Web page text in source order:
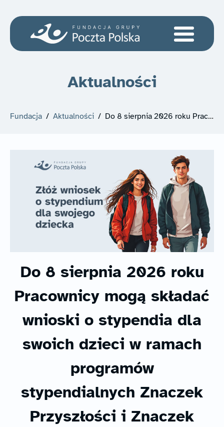
Aktualności
Fundacja / Aktualności / Do 8 sierpnia 2026 roku Pracownicy mogą składać wnioski o stypendia dla swoich dzieci w ramach programów stypendialnych Znaczek Przyszłości i Znaczek Talentu
Do 8 sierpnia 2026 roku
Pracownicy mogą składać
wnioski o stypendia dla
swoich dzieci w ramach
programów
stypendialnych Znaczek
Przyszłości i Znaczek